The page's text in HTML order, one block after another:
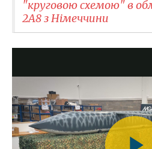
"круговою схемою" в
2A8 з Німеччини